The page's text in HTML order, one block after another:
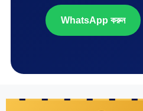
WhatsApp করুন